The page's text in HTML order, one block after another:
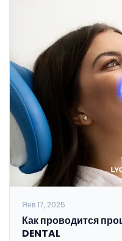
Янв 17, 2025
Как проводится
DENTAL